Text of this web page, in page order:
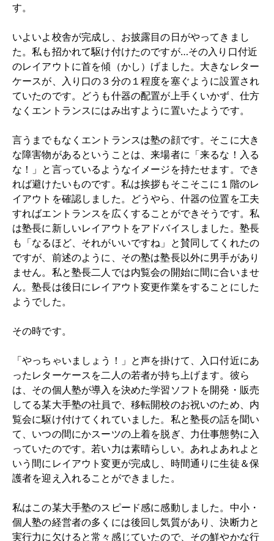
す。
いよいよ校舎が完成し、お披露目の日がやってきまし
た。私も招かれて駆け付けたのですが…その入り口付近
のレイアウトに首を傾（かし）げました。大きなレター
ケースが、入り口の３分の１程度を塞ぐように設置され
ていたのです。どうも什器の配置が上手くいかず、仕方
なくエントランスにはみ出すように置いたようです。
言うまでもなくエントランスは塾の顔です。そこに大き
な障害物があるということは、来場者に「来るな！入る
な！」と言っているようなイメージを持たせます。でき
れば避けたいものです。私は挨拶もそこそこに１階のレ
イアウトを確認しました。どうやら、什器の位置を工夫
すればエントランスを広くすることができそうです。私
は塾長に新しいレイアウトをアドバイスしました。塾長
も「なるほど、それがいいですね」と賛同してくれたの
ですが、前述のように、その塾は塾長以外に男手があり
ません。私と塾長二人では内覧会の開始に間に合いませ
ん。塾長は後日にレイアウト変更作業をすることにした
ようでした。
その時です。
「やっちゃいましょう！」と声を掛けて、入口付近にあ
ったレターケースを二人の若者が持ち上げます。彼ら
は、その個人塾が導入を決めた学習ソフトを開発・販売
してる某大手塾の社員で、移転開校のお祝いのため、内
覧会に駆け付けてくれていました。私と塾長の話を聞い
て、いつの間にかスーツの上着を脱ぎ、力仕事態勢に入
っていたのです。若い力は素晴らしい。あれよあれよと
いう間にレイアウト変更が完成し、時間通りに生徒＆保
護者を迎え入れることができました。
私はこの某大手塾のスピード感に感動しました。中小・
個人塾の経営者の多くには後回し気質があり、決断力と
実行力に欠けると常々感じていたので、その鮮やかな行